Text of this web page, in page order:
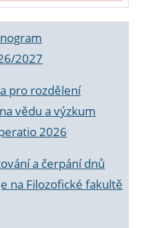
2027
pro rozdělení
vědu a výzkum
2026
a čerpání dnů
na Filozofické fakultě